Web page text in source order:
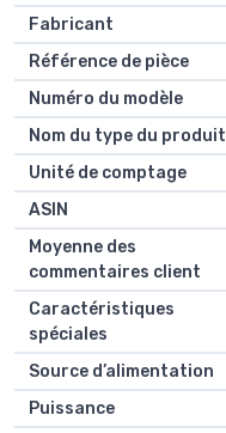
Fabricant
Référence de pièce
Numéro du modèle
Nom du type du produit
Unité de comptage
ASIN
Moyenne des
commentaires client
Caractéristiques
spéciales
Source d’alimentation
Puissance